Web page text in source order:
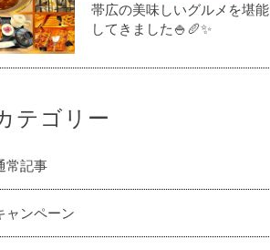
帯広の美味しいグルメを堪能
してきました🍚🥖✨
テゴリー
常記事
ャンペーン